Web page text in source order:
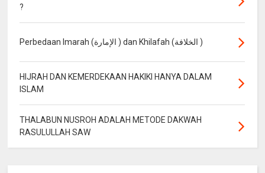
?
Perbedaan Imarah (الإمارة ) dan Khilafah (الخلافة )
HIJRAH DAN KEMERDEKAAN HAKIKI HANYA DALAM
ISLAM
THALABUN NUSROH ADALAH METODE DAKWAH
RASULULLAH SAW